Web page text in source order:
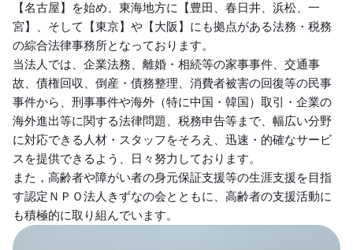
【名古屋】を始め、東海地方に【豊田、春日井、浜松、一
宮】、そして【東京】や【大阪】にも拠点がある法務・税務
の綜合法律事務所となっております。
当法人では、企業法務、離婚・相続等の家事事件、交通事
故、債権回収、倒産・債務整理、消費者被害の回復等の民事
事件から、刑事事件や海外（特に中国・韓国）取引・企業の
海外進出等に関する法律問題、税務申告等まで、幅広い分野
に対応できる人材・スタッフをそろえ、迅速・的確なサービ
スを提供できるよう、日々努力しております。
また，高齢者や障がい者の身元保証支援等の生涯支援を目指
す認定ＮＰＯ法人きずなの会とともに、高齢者の支援活動に
も積極的に取り組んでいます。